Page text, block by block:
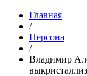
Главная
/
Персона
/
Владимир